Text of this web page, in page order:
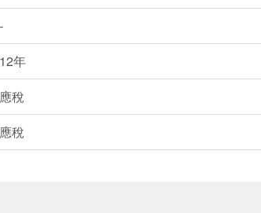
-
12年
應稅
應稅